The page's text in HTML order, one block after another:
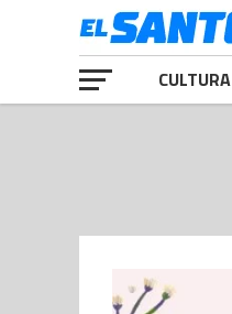
CULTURA